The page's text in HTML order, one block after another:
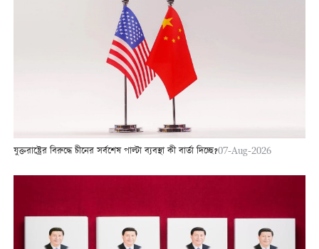
যুক্তরাষ্ট্রের বিরুদ্ধে চীনের সর্বশেষ পাল্টা ব্যবস্থা কী বার্তা দিচ্ছে?07-Aug-2026